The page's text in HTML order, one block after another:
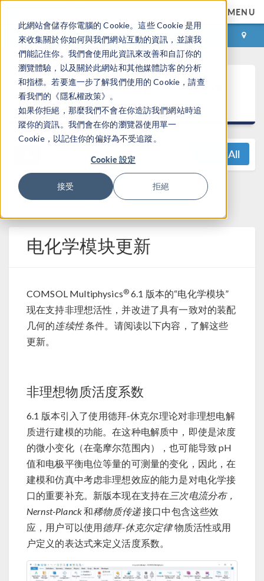
此網站會儲存你電腦的 Cookie。這些 Cookie 是用
來收集關於你如何與我們網站互動的資訊，並讓我
們能記住你。我們會使用此資訊來改善和自訂你的
瀏覽體驗，以及關於此網站和其他媒體訪客的分析
和指標。若要進一步了解我們使用的 Cookie，請查
看我們的《隱私權政策》。
如果你拒絕，那麼我們不會在你造訪我們網站時追
蹤你的資訊。我們會在你的瀏覽器使用單一
Cookie，以記住你的偏好為不受追蹤。
Cookie 設定
接受 拒絕
MENU
登录 咨询与购买
COMSOL Multiphysics® 6.1 发
布亮点
View All
Questions? Contact us:
电化学模块更新
COMSOL Multiphysics® 6.1 版本的“电化学模块”
现在支持非理想活性，并改进了具有一致对的装配
几何的连续性条件。请阅读以下内容，了解这些
更新。
非理想物质活度系数
6.1 版本引入了使用德拜-休克尔理论对非理想电解
质进行建模的功能。在这种电解质中，即使是浓度
的微小变化（在毫摩尔范围内），也可能导致 pH
值和电极平衡电位等量的可测量的变化，因此，在
建模和仿真中考虑非理想效应的能力是对电化学接
口的重要补充。新版本现在支持在 三次电流分布，
Nernst-Planck和稀物质传递接口中包含这些效
应，用户可以使用德拜-休克尔定律物质活性或用
户定义的表达式来定义活度系数。